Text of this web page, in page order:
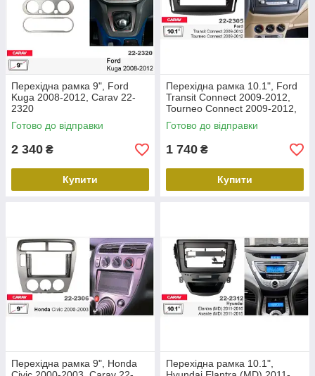
Перехідна рамка 9", Ford
Kuga 2008-2012, Carav 22-
2320
Готово до відправки
2 340 ₴
Купити
Перехідна рамка 10.1", Ford
Transit Connect 2009-2012,
Tourneo Connect 2009-2012,
Carav 22-2305
Готово до відправки
1 740 ₴
Купити
Перехідна рамка 9", Honda
Перехідна рамка 10.1",